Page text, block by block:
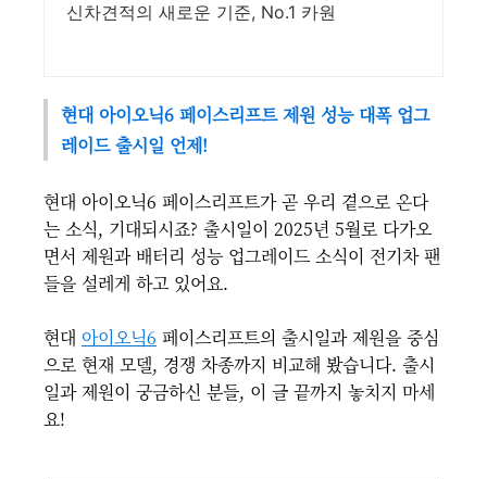
신차견적의 새로운 기준, No.1 카원
현대 아이오닉6 페이스리프트 제원 성능 대폭 업그
레이드 출시일 언제!
현대 아이오닉6 페이스리프트가 곧 우리 곁으로 온다
는 소식, 기대되시죠? 출시일이 2025년 5월로 다가오
면서 제원과 배터리 성능 업그레이드 소식이 전기차 팬
들을 설레게 하고 있어요.
현대 아이오닉6 페이스리프트의 출시일과 제원을 중심
으로 현재 모델, 경쟁 차종까지 비교해 봤습니다. 출시
일과 제원이 궁금하신 분들, 이 글 끝까지 놓치지 마세
요!